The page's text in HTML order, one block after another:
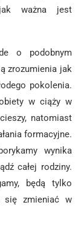
ważna jest
o podobnym
zrozumienia jak
pokolenia.
w ciąży w
natomiast
formacyjne.
wynika
całej rodziny.
będą tylko
się zmieniać w